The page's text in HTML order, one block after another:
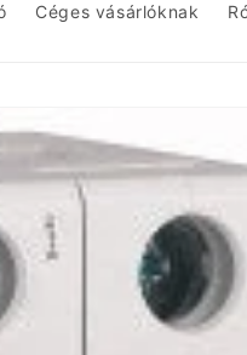
Céges vásárlóknak